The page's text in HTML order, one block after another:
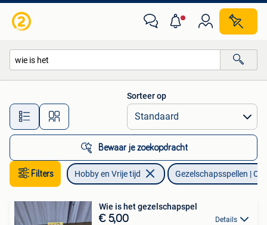
Alle afstanden…
Sorteer op
Bewaar je zoekopdracht
Filters Hobby en Vrije tijd Gezelschapsspellen |
Wie is het gezelschapspel
€ 5,00 Details